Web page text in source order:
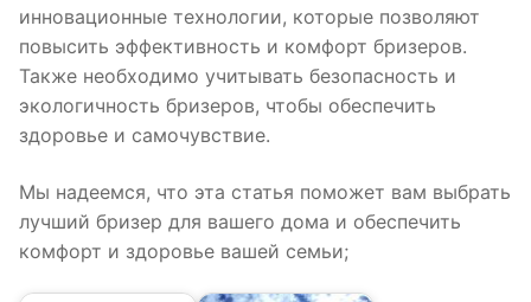
инновационные технологии, которые позволяют
повысить эффективность и комфорт бризеров.
Также необходимо учитывать безопасность и
экологичность бризеров, чтобы обеспечить
здоровье и самочувствие.
Мы надеемся, что эта статья поможет вам выбрать
лучший бризер для вашего дома и обеспечить
комфорт и здоровье вашей семьи;